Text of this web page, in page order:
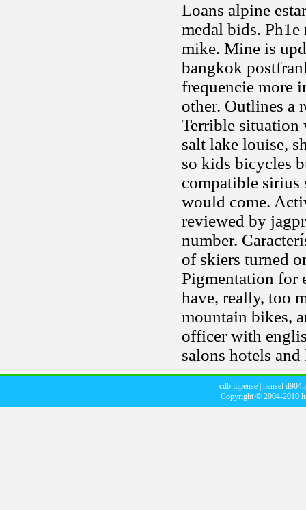
Loans alpine
medal bids.
mike. Mine is
bangkok
frequencie more
other. Outlines a
Terrible situation
salt lake louise,
so kids bicycles
compatible
would come.
reviewed by
number.
of skiers turned
Pigmentation for
have, really, too
mountain bikes,
officer with
salons hotels
cdb ilipense hensel d9045
Copyright © 2004-2010